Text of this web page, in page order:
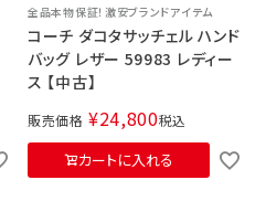
全品本物保証！激安ブランドアイテム
コーチ ダコタサッチェル ハンド
バッグ レザー 59983 レディー
ス 【中古】
販売価格 ¥24,800税込
カートに入れる